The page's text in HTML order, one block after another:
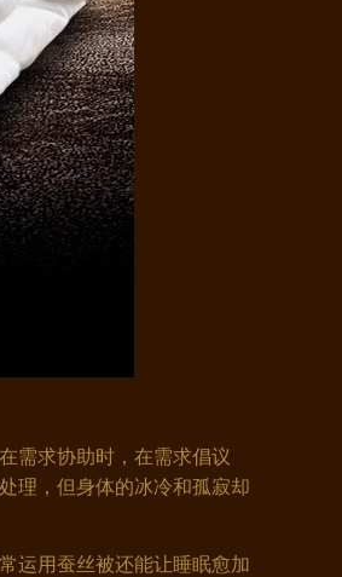
需求协助时，在需求倡议
理，但身体的冰冷和孤寂却
运用蚕丝被还能让睡眠愈加